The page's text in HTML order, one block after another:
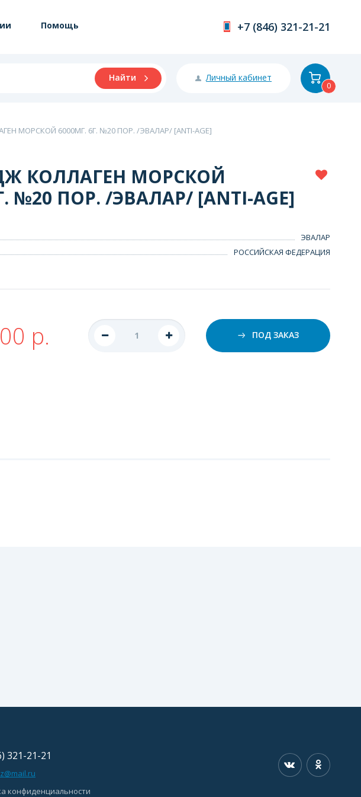
Помощь +7 (846) 321-21-21
Найти Личный кабинет
0
МОРСКОЙ 6000МГ. 6Г. №20 ПОР. /ЭВАЛАР/ [ANTI-AGE]
КОЛЛАГЕН МОРСКОЙ
№20 ПОР. /ЭВАЛАР/ [ANTI-AGE]
ЭВАЛАР
РОССИЙСКАЯ ФЕДЕРАЦИЯ
р. ПОД ЗАКАЗ
321-21-21
конфиденциальности